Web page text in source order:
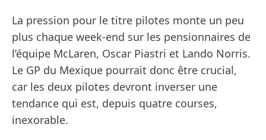
La pression pour le titre pilotes monte un peu
plus chaque week-end sur les pensionnaires de
l’équipe McLaren, Oscar Piastri et Lando Norris.
Le GP du Mexique pourrait donc être crucial,
car les deux pilotes devront inverser une
tendance qui est, depuis quatre courses,
inexorable.